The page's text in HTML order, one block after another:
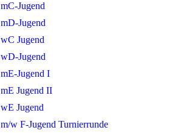
mC-Jugend
mD-Jugend
wC Jugend
wD-Jugend
mE-Jugend I
mE Jugend II
wE Jugend
m/w F-Jugend Turnierrunde